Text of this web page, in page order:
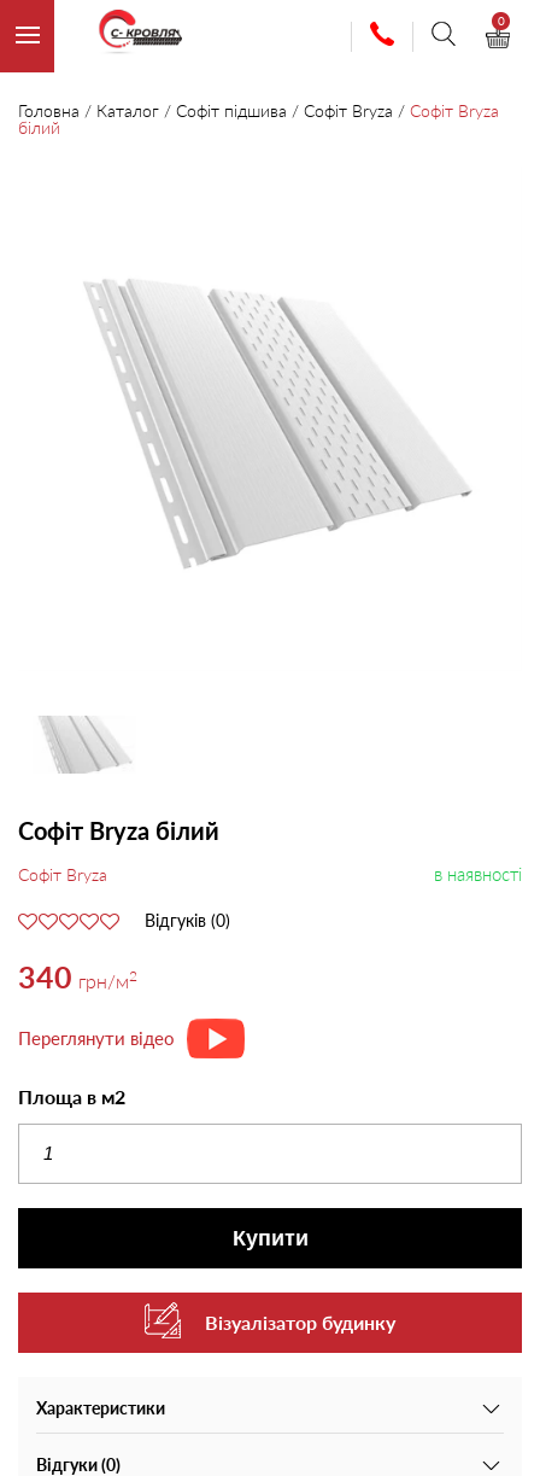
0
Головна / Каталог / Софіт підшива / Софіт Bryza / Софіт Bryza
білий
Софіт Bryza білий
Софіт Bryza в наявності
Відгуків (0)
340 грн/м2
Переглянути відео
Площа в м2
Купити
Візуалізатор будинку
Характеристики
Відгуки (0)